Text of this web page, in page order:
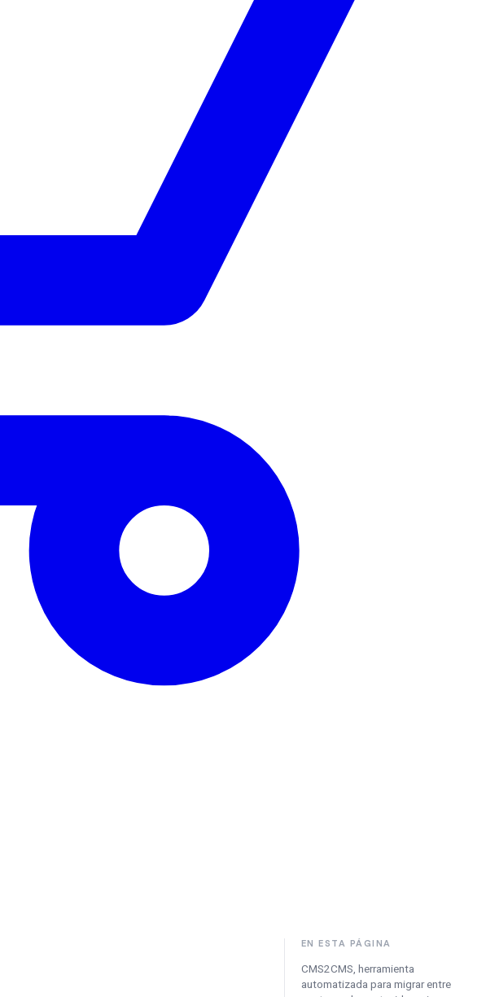
EN ESTA PÁGINA
CMS2CMS, herramienta
automatizada para migrar entre